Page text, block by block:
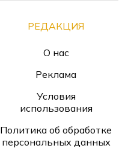
РЕДАКЦИЯ
О нас
Реклама
Условия
использования
Политика об обработке
персональных данных